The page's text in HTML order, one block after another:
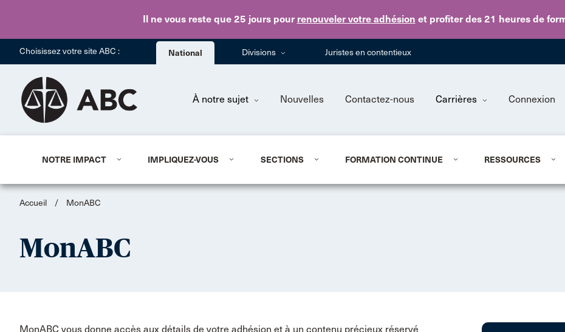
Il ne vous reste que 25 jourspour renouveler votre adhésion et profiter des 21 heures de
Skip to main content
Choisissez votre site ABC : National Divisions Juristes en contentieux
À notre sujet Nouvelles Contactez-nous Carrières Connexion
NOTRE IMPACT IMPLIQUEZ-VOUS SECTIONS FORMATION CONTINUE RESSOURCES
Accueil / MonABC
MonABC
MonABC vous donne accès aux détails de votre adhésion et à un contenu précieux réservé